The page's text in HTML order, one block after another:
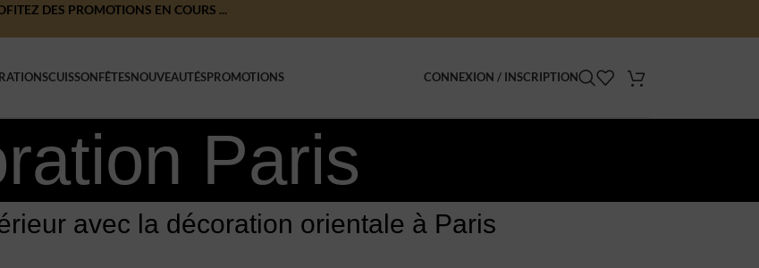
DES PROMOTIONS EN COURS ...
CUISSONFÊTESNOUVEAUTÉSPROMOTIONS CONNEXION / INSCRIPTION
Paris
avec la décoration orientale à Paris